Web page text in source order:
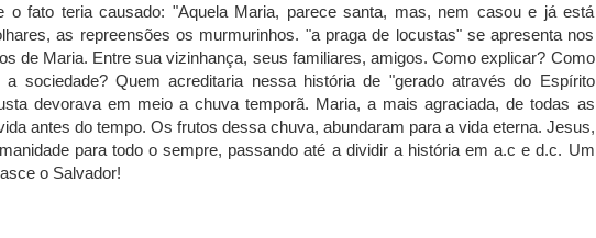
o fato teria causado: "Aquela Maria, parece santa, mas, nem casou e já está
as repreensões os murmurinhos. "a praga de locustas" se apresenta nos
de Maria. Entre sua vizinhança, seus familiares, amigos. Como explicar? Como
a sociedade? Quem acreditaria nessa história de "gerado através do Espírito
devorava em meio a chuva temporã. Maria, a mais agraciada, de todas as
antes do tempo. Os frutos dessa chuva, abundaram para a vida eterna. Jesus,
para todo o sempre, passando até a dividir a história em a.c e d.c. Um
o Salvador!